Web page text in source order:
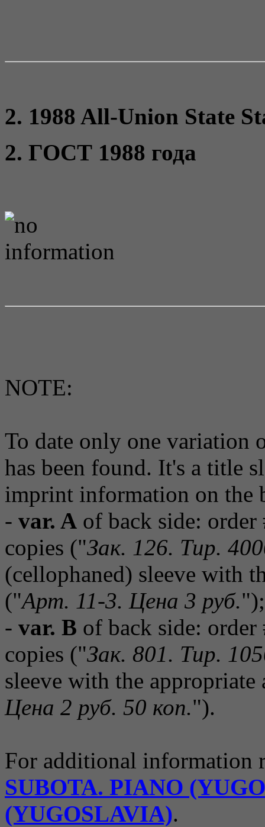
2. 1988 All-Union State
2. ГОСТ 1988 года
NOTE:
To date only one variation
has been found. It's a title
imprint information on the
- var. A of back side:
copies ("Зак. 126. Тир.
(cellophaned) sleeve with
("Арт. 11-3. Цена 3 руб.");
- var. B of back side:
copies ("Зак. 801. Тир.
sleeve with the
Цена 2 руб. 50 коп.").
For additional information
SUBOTA. PIANO
(YUGOSLAVIA).